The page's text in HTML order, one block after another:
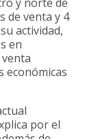
de venta y 4
actividad,
en
económicas
por el